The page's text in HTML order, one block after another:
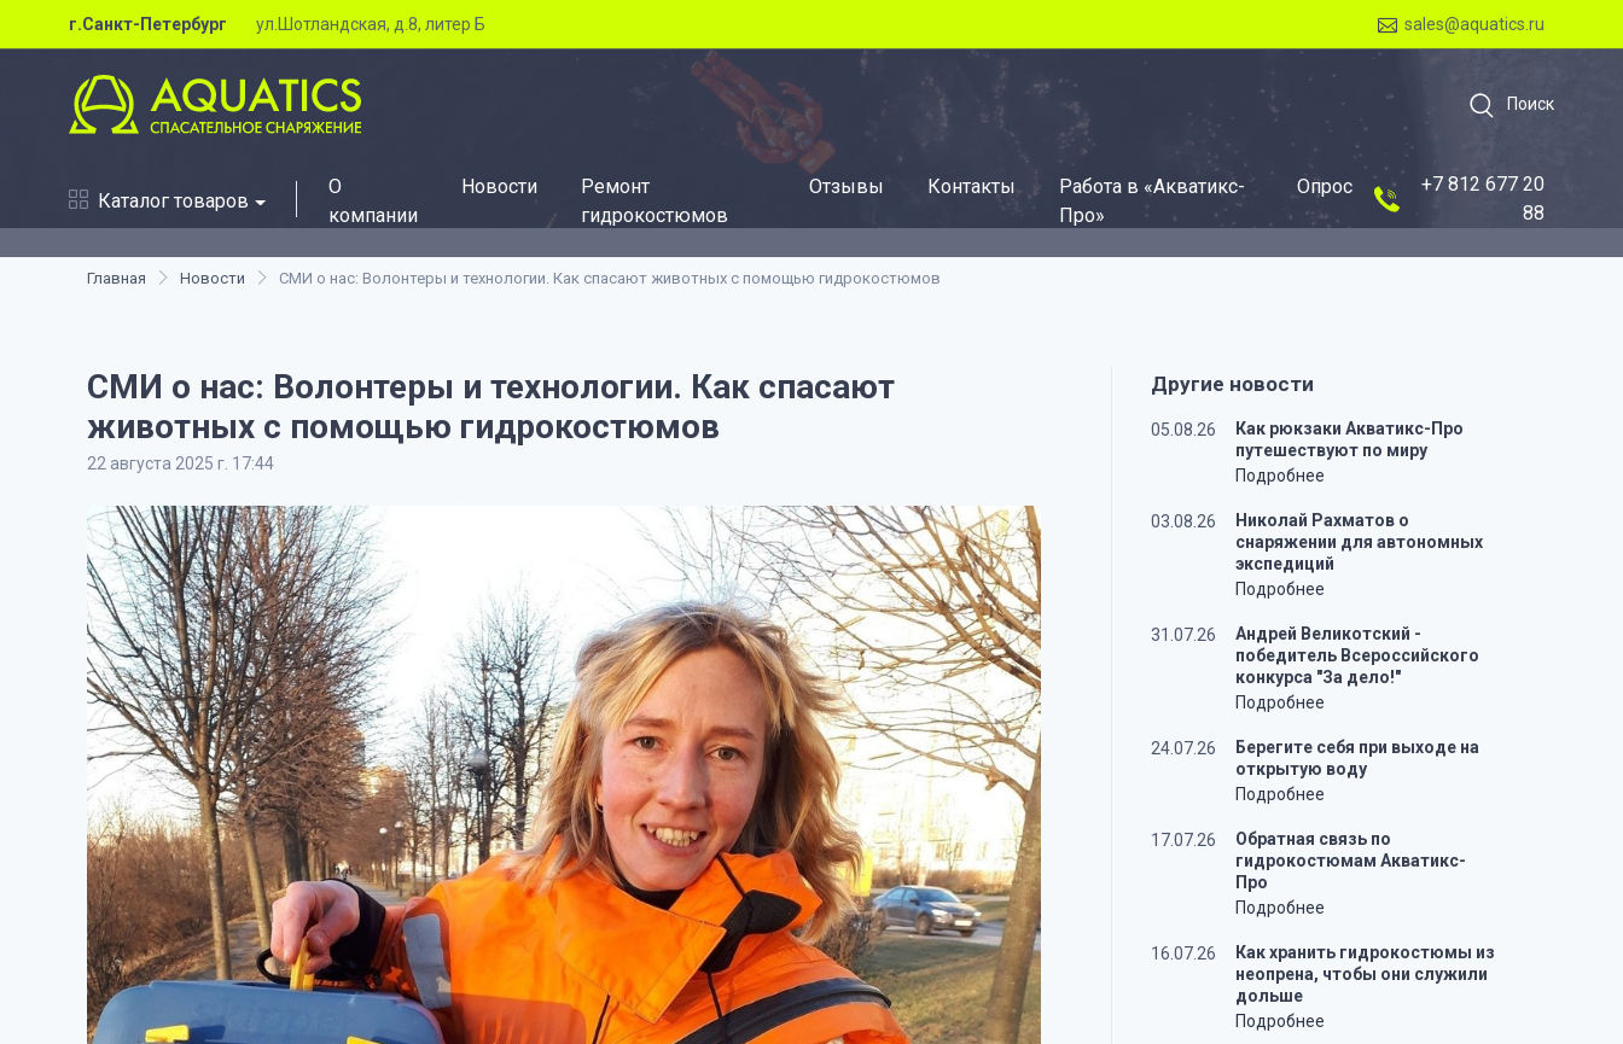
г.Санкт-Петербург ул.Шотландская, д.8, литер Б sales@aquatics.ru
Поиск
Каталог товаров
О
компании
Новости
Ремонт
гидрокостюмов
Отзывы Контакты
Работа в «Акватикс-
Про»
Опрос
+7 812 677 20
88
Главная Новости СМИ о нас: Волонтеры и технологии. Как спасают животных с помощью гидрокостюмов
СМИ о нас: Волонтеры и технологии. Как спасают
животных с помощью гидрокостюмов
22 августа 2025 г. 17:44
Другие новости
05.08.26
Как рюкзаки Акватикс-Про
путешествуют по миру
Подробнее
03.08.26
Николай Рахматов о
снаряжении для автономных
экспедиций
Подробнее
31.07.26
Андрей Великотский -
победитель Всероссийского
конкурса "За дело!"
Подробнее
24.07.26
Берегите себя при выходе на
открытую воду
Подробнее
17.07.26
Обратная связь по
гидрокостюмам Акватикс-
Про
Подробнее
16.07.26
Как хранить гидрокостюмы из
неопрена, чтобы они служили
дольше
Подробнее